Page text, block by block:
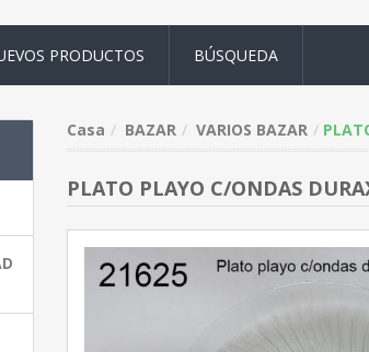
PRODUCTOS BÚSQUEDA
Casa BAZAR VARIOS BAZAR
PLATO PLAYO C/ONDAS